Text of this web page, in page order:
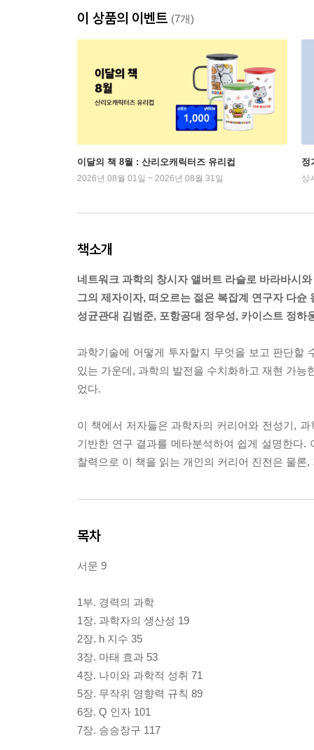
이 상품의 이벤트 (7개)
이달의 책 8월 : 산리오캐릭터즈 유리컵
2026년 08월 01일 ~ 2026년 08월 31일
정
상
책소개
네트워크 과학의 창시자 앨버트 라슬로 바라바시와
그의 제자이자, 떠오르는 젊은 복잡계 연구자 다슌
성균관대 김범준, 포항공대 정우성, 카이스트 정하
과학기술에 어떻게 투자할지 무엇을 보고 판단할
있는 가운데, 과학의 발전을 수치화하고 재현 가능
었다.
이 책에서 저자들은 과학자의 커리어와 전성기,
기반한 연구 결과를 메타분석하여 쉽게 설명한다
찰력으로 이 책을 읽는 개인의 커리어 진전은 물
목차
서문 9
1부. 경력의 과학
1장. 과학자의 생산성 19
2장. h 지수 35
3장. 마태 효과 53
4장. 나이와 과학적 성취 71
5장. 무작위 영향력 규칙 89
6장. Q 인자 101
7장. 승승장구 117